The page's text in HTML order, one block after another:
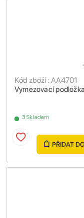
Vymezovací
Kód zboží : AA4701
3 Skladem
PŘIDAT